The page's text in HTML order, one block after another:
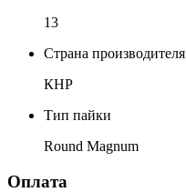
13
Страна производителя
КНР
Тип пайки
Round Magnum
Оплата